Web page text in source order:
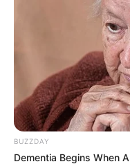
Le Tirage
en or de
Les meilleurs de
nouvelle version
Prono V3. Vous
l’unique et super
jour en fera la
meilleur pronostic
BUZZDAY
Dementia Begins When